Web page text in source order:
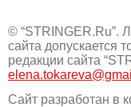
© “STRINGER.Ru”.
сайта допускается
редакции сайта
Сайт разработан в